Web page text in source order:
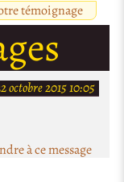
témoignage
octobre 2015 10:05
à ce message